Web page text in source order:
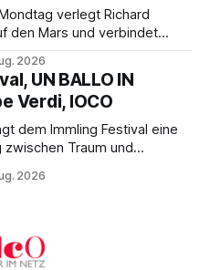
verlegt Richard
den Mars und verbindet
und den Wiener
der zweite Akt jedoch
2026
UN BALLO IN
Verdi, IOCO
dem Immling Festival eine
Traum und
Bildern, getragen von
2026